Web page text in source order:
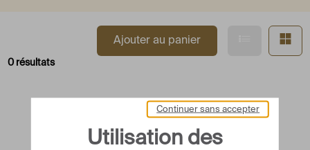
0 résultats
Ajouter au panier Afficher
Utilisation des
Continuer sans accepter